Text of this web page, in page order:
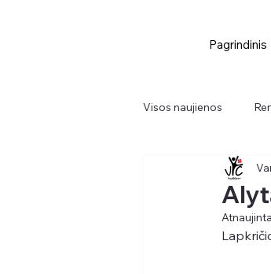
Pagrindinis
Visos naujienos
Didieji renginiai